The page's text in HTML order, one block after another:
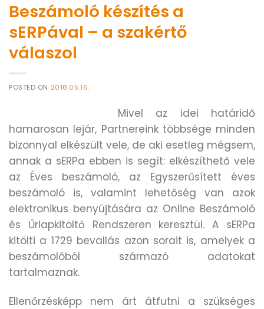
Beszámoló készítés a
sERPával – a szakértő
válaszol
POSTED ON 2018.05.16.
Mivel az idei határidő
hamarosan lejár, Partnereink többsége minden
bizonnyal elkészült vele, de aki esetleg mégsem,
annak a sERPa ebben is segít: elkészíthető vele
az Éves beszámoló, az Egyszerűsített éves
beszámoló is, valamint lehetőség van azok
elektronikus benyújtására az Online Beszámoló
és Űrlapkitöltő Rendszeren keresztül. A sERPa
kitölti a 1729 bevallás azon sorait is, amelyek a
beszámolóból származó adatokat
tartalmaznak.
Ellenőrzésképp nem árt átfutni a szükséges